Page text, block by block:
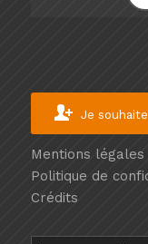
Je
Mentions légales
Politique de
Crédits